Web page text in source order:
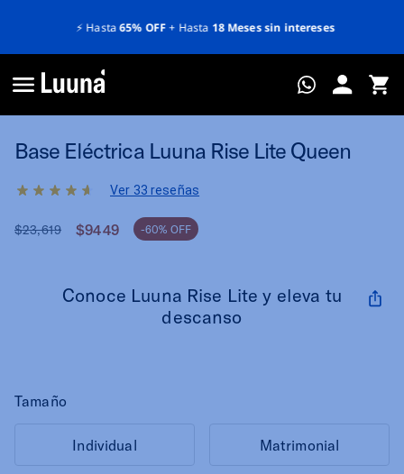
⚡️ Hasta65% OFF+ Hasta 18 Meses sin intereses
Base Eléctrica Luuna Rise Lite Queen
Ver 33 reseñas
$23,619 $9449 -60% OFF
Conoce Luuna Rise Lite y eleva tu
descanso
Tamaño
Individual Matrimonial